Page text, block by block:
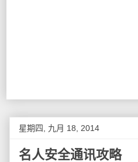
星期四, 九月 18, 2014
名人安全通讯攻略